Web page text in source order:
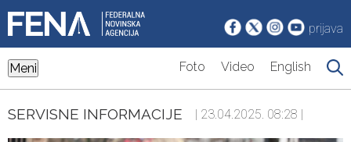
prijava
Meni Foto Video English
SERVISNE INFORMACIJE | 23.04.2025. 08:28 |